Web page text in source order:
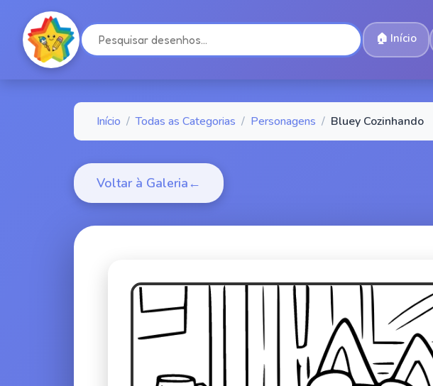
🏠 Início
Início / Todas as Categorias / Personagens / Bluey Cozinhando
Voltar à Galeria←